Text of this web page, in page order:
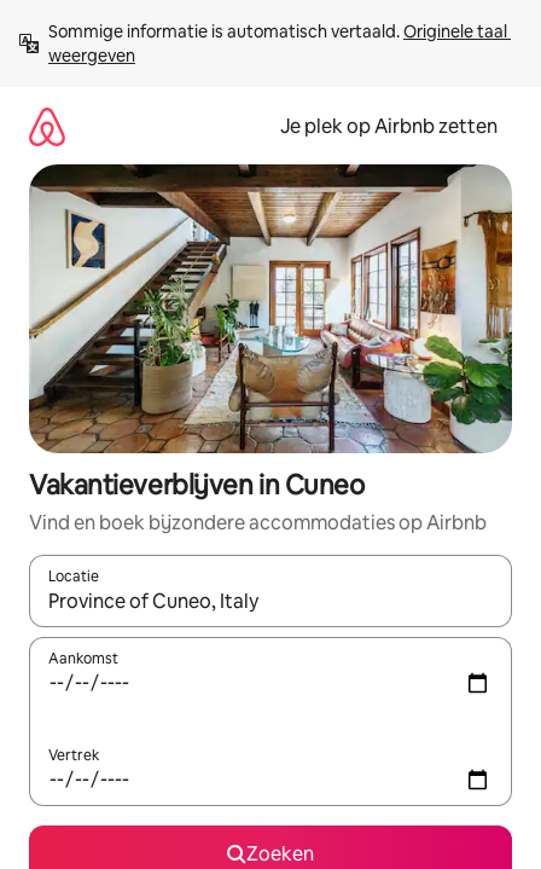
direct
naar
Sommige informatie is automatisch vertaald. Originele taal
weergeven
Je plek op Airbnb zetten
Vakantieverblijven in Cuneo
Vind en boek bijzondere accommodaties op Airbnb
Locatie
Wanneer er resultaten beschikbaar zijn, maak je een keuze
Aankomst
Vertrek
Zoeken